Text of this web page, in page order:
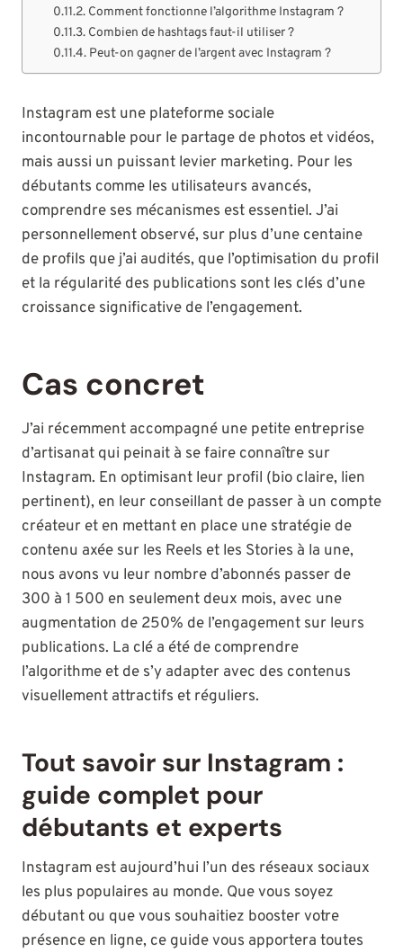
Comment fonctionne l’algorithme Instagram ?
Combien de hashtags faut-il utiliser ?
Peut-on gagner de l’argent avec Instagram ?
Instagram est une plateforme sociale
incontournable pour le partage de photos et vidéos,
mais aussi un puissant levier marketing. Pour les
débutants comme les utilisateurs avancés,
comprendre ses mécanismes est essentiel. J’ai
personnellement observé, sur plus d’une centaine
de profils que j’ai audités, que l’optimisation du profil
et la régularité des publications sont les clés d’une
croissance significative de l’engagement.
Cas concret
J’ai récemment accompagné une petite entreprise
d’artisanat qui peinait à se faire connaître sur
Instagram. En optimisant leur profil (bio claire, lien
pertinent), en leur conseillant de passer à un compte
créateur et en mettant en place une stratégie de
contenu axée sur les Reels et les Stories à la une,
nous avons vu leur nombre d’abonnés passer de
300 à 1 500 en seulement deux mois, avec une
augmentation de 250% de l’engagement sur leurs
publications. La clé a été de comprendre
l’algorithme et de s’y adapter avec des contenus
visuellement attractifs et réguliers.
Tout savoir sur Instagram :
guide complet pour
débutants et experts
Instagram est aujourd’hui l’un des réseaux sociaux
les plus populaires au monde. Que vous soyez
débutant ou que vous souhaitiez booster votre
présence en ligne, ce guide vous apportera toutes